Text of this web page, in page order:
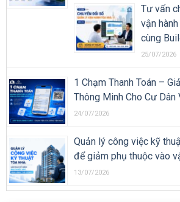
Tư vấn
vận
cùng
25/07/2026
1 Chạm Thanh Toán –
Thông Minh Cho Cư Dân
24/07/2026
Quản lý công việc kỹ
để giảm phụ thuộc vào
13/07/2026